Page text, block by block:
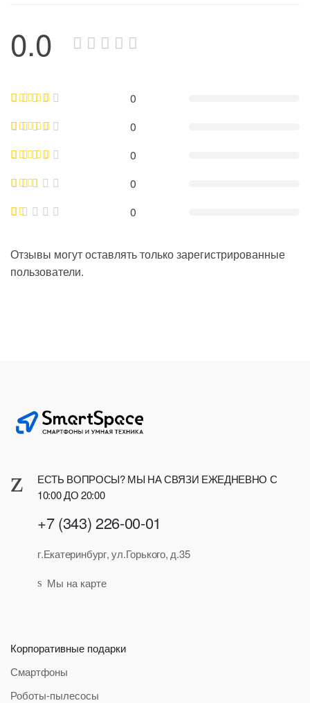
0.0
0
0
0
0
0
Отзывы могут оставлять только зарегистрированные
пользователи.
ЕСТЬ ВОПРОСЫ? МЫ НА СВЯЗИ ЕЖЕДНЕВНО С
10:00 ДО 20:00
+7 (343) 226-00-01
г.Екатеринбург, ул.Горького, д.35
Мы на карте
Корпоративные подарки
Смартфоны
Роботы-пылесосы